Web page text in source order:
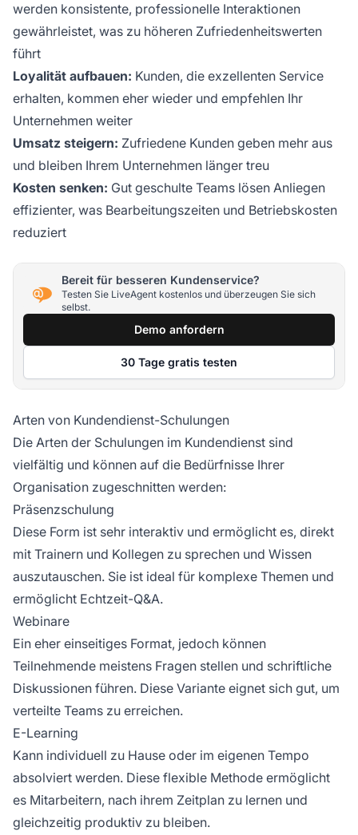
werden konsistente, professionelle Interaktionen
gewährleistet, was zu höheren Zufriedenheitswerten
führt
Loyalität aufbauen: Kunden, die exzellenten Service
erhalten, kommen eher wieder und empfehlen Ihr
Unternehmen weiter
Umsatz steigern: Zufriedene Kunden geben mehr aus
und bleiben Ihrem Unternehmen länger treu
Kosten senken: Gut geschulte Teams lösen Anliegen
effizienter, was Bearbeitungszeiten und Betriebskosten
reduziert
Bereit für besseren Kundenservice?
Testen Sie LiveAgent kostenlos und überzeugen Sie sich
selbst.
Demo anfordern
30 Tage gratis testen
Arten von Kundendienst-Schulungen
Die Arten der Schulungen im Kundendienst sind
vielfältig und können auf die Bedürfnisse Ihrer
Organisation zugeschnitten werden:
Präsenzschulung
Diese Form ist sehr interaktiv und ermöglicht es, direkt
mit Trainern und Kollegen zu sprechen und Wissen
auszutauschen. Sie ist ideal für komplexe Themen und
ermöglicht Echtzeit-Q&A.
Webinare
Ein eher einseitiges Format, jedoch können
Teilnehmende meistens Fragen stellen und schriftliche
Diskussionen führen. Diese Variante eignet sich gut, um
verteilte Teams zu erreichen.
E-Learning
Kann individuell zu Hause oder im eigenen Tempo
absolviert werden. Diese flexible Methode ermöglicht
es Mitarbeitern, nach ihrem Zeitplan zu lernen und
gleichzeitig produktiv zu bleiben.